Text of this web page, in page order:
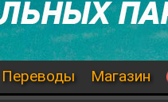
Переводы Магазин